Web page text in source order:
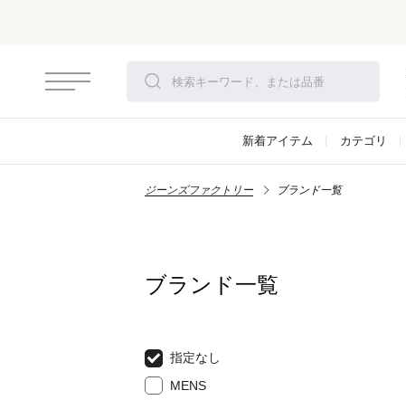
新着アイテム カテゴリ
ジーンズファクトリー ブランド一覧
ブランド一覧
指定なし
MENS